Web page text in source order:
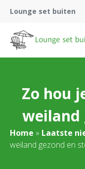
Lounge set buiten
Zo hou
weiland
Home » Laatste
weiland gezond en